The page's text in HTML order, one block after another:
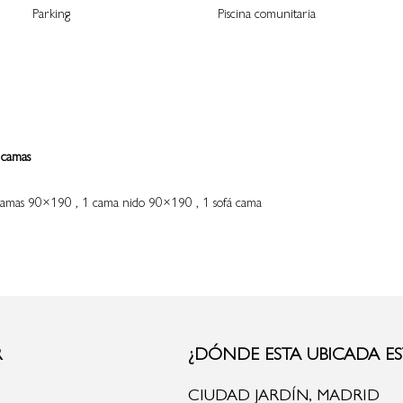
Parking Piscina comunitaria
90×190 , 1 cama nido 90×190 , 1 sofá cama
¿DÓNDE ESTA UBICADA
CIUDAD JARDÍN, MADRID